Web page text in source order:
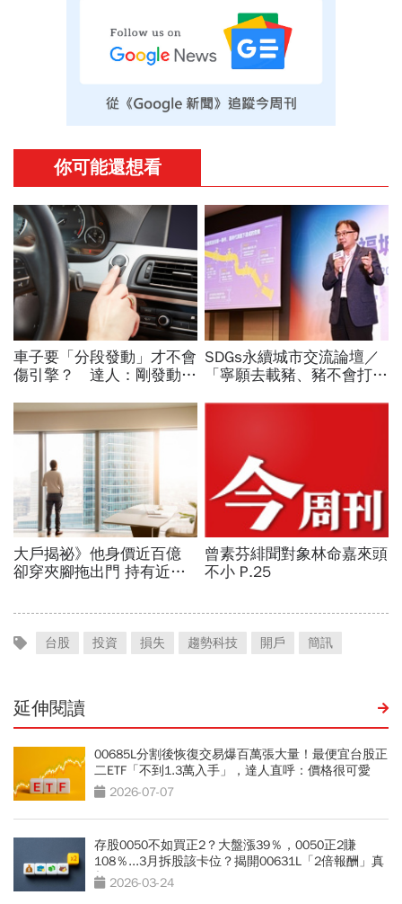
台股 投資 損失 趨勢科技 開戶 簡訊
延伸閱讀
00685L分割後恢復交易爆百萬張大量！最便宜台股正
二ETF「不到1.3萬入手」，達人直呼：價格很可愛
2026-07-07
存股0050不如買正2？大盤漲39％，0050正2賺
108％...3月拆股該卡位？揭開00631L「2倍報酬」真
相 2026-03-24